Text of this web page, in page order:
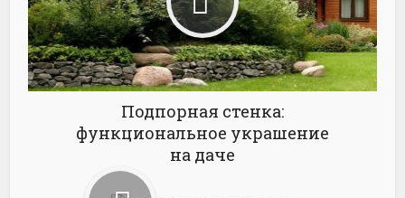
Подпорная стенка:
функциональное украшение
на даче